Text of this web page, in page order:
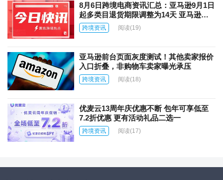
8月6日跨境电商资讯汇总：亚马逊9月1日
起多类目退货期限调整为14天 亚马逊上
线AI商品图片自动翻译功能
跨境资讯 阅读(19)
亚马逊前台页面灰度测试！其他卖家报价
入口折叠，非购物车卖家曝光承压
跨境资讯 阅读(18)
优麦云13周年庆优惠不断 包年可享低至
7.2折优惠 更有活动礼品二选一
跨境资讯 阅读(17)